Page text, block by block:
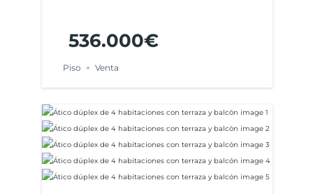
536.000€
Piso Venta